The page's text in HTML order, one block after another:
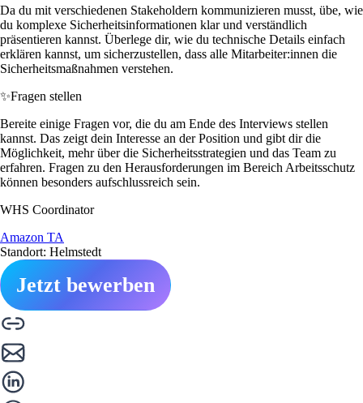
Da du mit verschiedenen Stakeholdern kommunizieren musst, übe, wie
du komplexe Sicherheitsinformationen klar und verständlich
präsentieren kannst. Überlege dir, wie du technische Details einfach
erklären kannst, um sicherzustellen, dass alle Mitarbeiter:innen die
Sicherheitsmaßnahmen verstehen.
✨Fragen stellen
Bereite einige Fragen vor, die du am Ende des Interviews stellen
kannst. Das zeigt dein Interesse an der Position und gibt dir die
Möglichkeit, mehr über die Sicherheitsstrategien und das Team zu
erfahren. Fragen zu den Herausforderungen im Bereich Arbeitsschutz
können besonders aufschlussreich sein.
WHS Coordinator
Amazon TA
Standort: Helmstedt
Jetzt bewerben